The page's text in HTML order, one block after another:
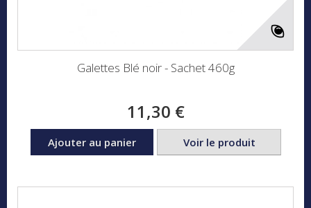
Galettes Blé noir - Sachet 460g
11,30 €
Ajouter au panier Voir le produit